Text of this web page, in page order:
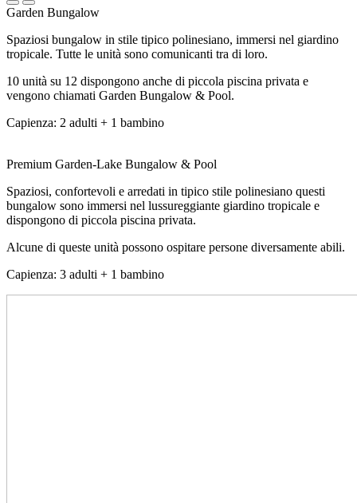
Garden Bungalow
Spaziosi bungalow in stile tipico polinesiano, immersi nel giardino
tropicale. Tutte le unità sono comunicanti tra di loro.
10 unità su 12 dispongono anche di piccola piscina privata e
vengono chiamati Garden Bungalow & Pool.
Capienza: 2 adulti + 1 bambino
Premium Garden-Lake Bungalow & Pool
Spaziosi, confortevoli e arredati in tipico stile polinesiano questi
bungalow sono immersi nel lussureggiante giardino tropicale e
dispongono di piccola piscina privata.
Alcune di queste unità possono ospitare persone diversamente abili.
Capienza: 3 adulti + 1 bambino